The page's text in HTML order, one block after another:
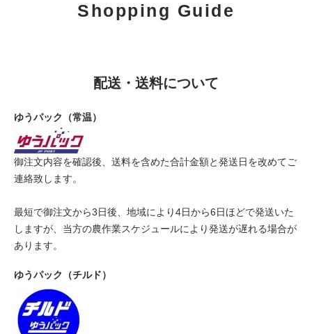
Shopping Guide
配送・送料について
ゆうパック（常温）
御注文内容を確認後、送料を含めた合計金額と発送日を改めてご
連絡致します。
最短で御注文から3日後、地域により4日から6日ほどで発送いた
しますが、当方の農作業スケジュールにより発送が遅れる場合が
あります。
ゆうパック（チルド）